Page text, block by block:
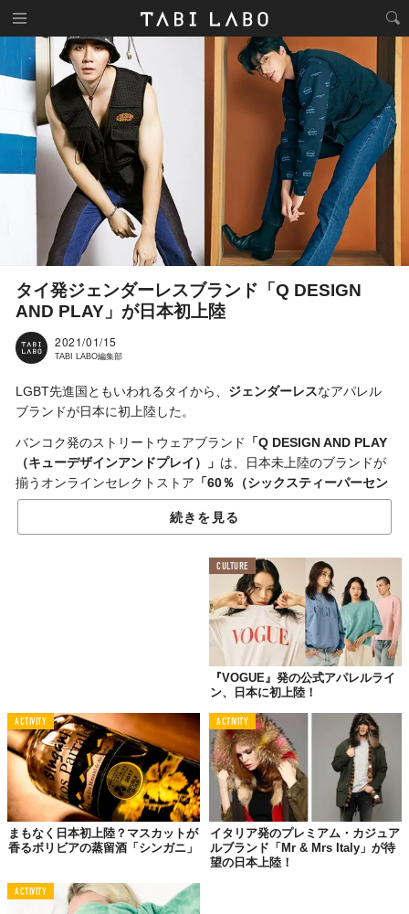
タイ発ジェンダーレスブランド「Q DESIGN
AND PLAY」が日本初上陸
2021/01/15
TABI LABO編集部
LGBT先進国ともいわれるタイから、 ジェンダーレスなアパレル
ブランドが日本に初上陸した。
バンコク発のストリートウェアブランド
「Q DESIGN AND PLAY
（キューデザインアンドプレイ）」 は、日本未上陸のブランドが
揃うオンラインセレクトストア 「60％（シックスティーパーセン
ト）」にて販売をスタートした。
ラインナップはというと、現在はジャケット、パンツ、サンダ
の5種類を用意。
切り替えデニムやアニマル柄を大胆に用いた独特なビジュアル
は、カジュアルとエレガンスのバランスが絶妙で、20〜30代から
を誇っていることも頷ける。
新たなアジアンストリートウェアをチェックしたい人はコチラか
続きを見る
CULTURE
『VOGUE』発の公式アパレルライ
ン、日本に初上陸！
ACTIVITY
まもなく日本初上陸？マスカットが
香るボリビアの蒸留酒「シンガニ」
ACTIVITY
イタリア発のプレミアム・カジュア
ルブランド「Mr & Mrs Italy」が待
望の日本上陸！
ACTIVITY